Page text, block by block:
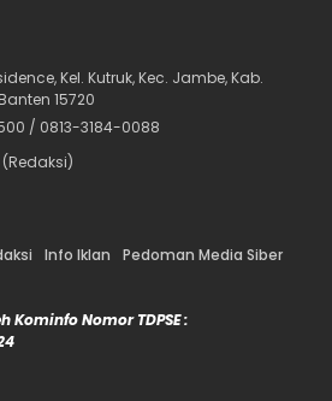
Kel. Kutruk, Kec. Jambe, Kab.
15720
/ 0813-3184-0088
Info Iklan Pedoman Media Siber
Kominfo Nomor TDPSE :